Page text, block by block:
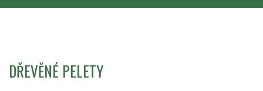
DŘEVĚNÉ PELETY